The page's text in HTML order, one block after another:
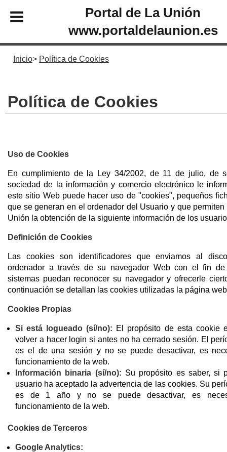
Portal de La Unión
www.portaldelaunion.es
Inicio Política de Cookies
Política de Cookies
Uso de Cookies
En cumplimiento de la Ley 34/2002, de 11 de julio, de
sociedad de la información y comercio electrónico le
este sitio Web puede hacer uso de "cookies", pequeños
que se generan en el ordenador del Usuario y que
Unión la obtención de la siguiente información de los
Definición de Cookies
Las cookies son identificadores que enviamos al
ordenador a través de su navegador Web con el fin de
sistemas puedan reconocer su navegador y ofrecerle
continuación se detallan las cookies utilizadas la página
Cookies Propias
Si está logueado (sí/no): El propósito de esta cookie
volver a hacer login si antes no ha cerrado sesión. El
es el de una sesión y no se puede desactivar, es
funcionamiento de la web.
Información binaria (sí/no): Su propósito es saber, si
usuario ha aceptado la advertencia de las cookies. Su
es de 1 año y no se puede desactivar, es
funcionamiento de la web.
Cookies de Terceros
Google Analytics: